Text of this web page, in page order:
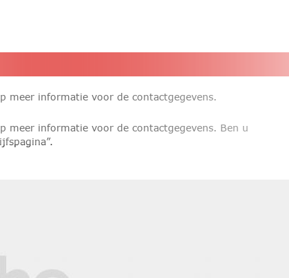
meer informatie voor de contactgegevens.
meer informatie voor de contactgegevens. Ben u